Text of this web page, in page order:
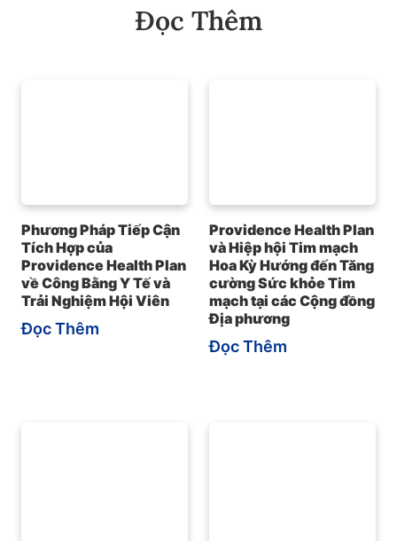
Đọc Thêm
Phương Pháp Tiếp Cận
Tích Hợp của
Providence Health Plan
về Công Bằng Y Tế và
Trải Nghiệm Hội Viên
Đọc Thêm
Providence Health Plan
và Hiệp hội Tim mạch
Hoa Kỳ Hướng đến Tăng
cường Sức khỏe Tim
mạch tại các Cộng đồng
Địa phương
Đọc Thêm